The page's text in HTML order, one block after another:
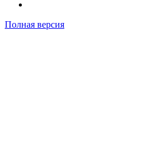
Полная версия